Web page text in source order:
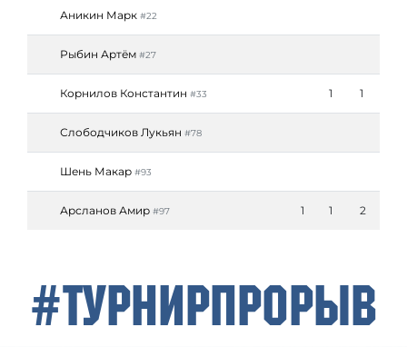
Аникин Марк #22
Рыбин Артём #27
Корнилов Константин #33 1 1
Слободчиков Лукьян #78
Шень Макар #93
Арсланов Амир #97 1 1 2
#ТурнирПрорыв